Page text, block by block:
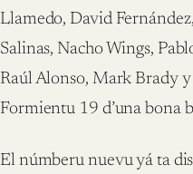
Llamedo, David
Salinas, Nacho Wings,
Raúl Alonso, Mark Brady
Formientu 19 d’una bona
El númberu nuevu yá ta